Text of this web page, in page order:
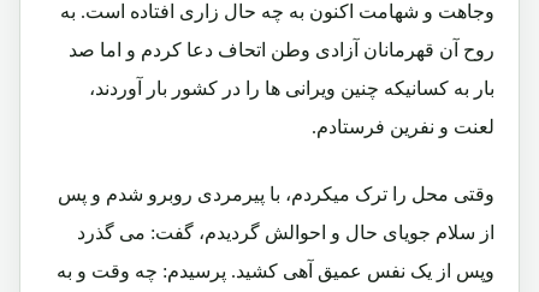
وجاهت و شهامت اکنون به چه حال زاری افتاده است. به
روح آن قهرمانان آزادی وطن اتحاف دعا کردم و اما صد
بار به کسانیکه چنین ویرانی ها را در کشور بار آوردند،
لعنت و نفرین فرستادم.
وقتی محل را ترک میکردم، با پیرمردی روبرو شدم و پس
از سلام جویای حال و احوالش گردیدم، گفت: می گذرد
وپس از یک نفس عمیق آهی کشید. پرسیدم: چه وقت و به